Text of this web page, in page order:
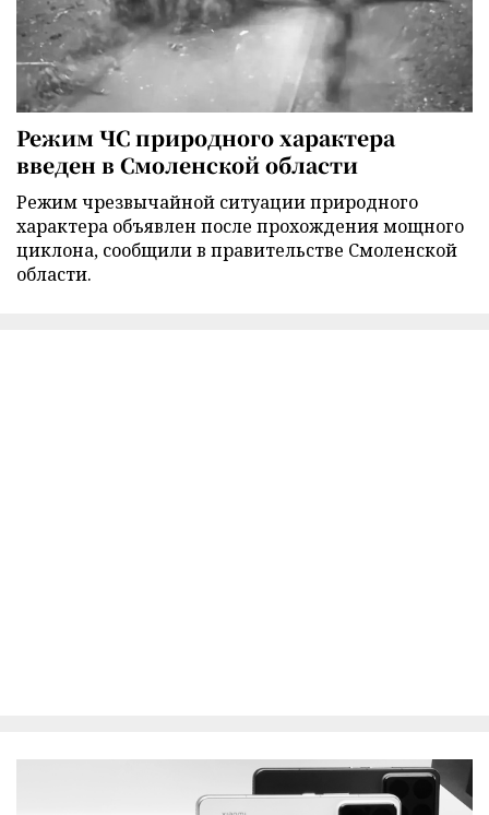
Режим ЧС природного характера
введен в Смоленской области
Режим чрезвычайной ситуации природного
характера объявлен после прохождения мощного
циклона, сообщили в правительстве Смоленской
области.